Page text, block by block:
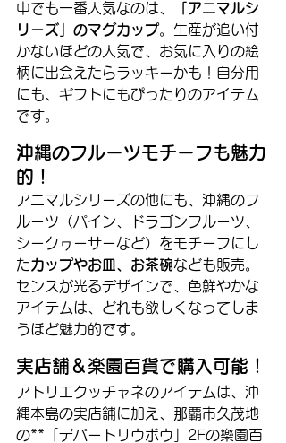
中でも一番人気なのは、
「アニマルシ
リーズ」のマグカップ。生産が追い付
かないほどの人気で、お気に入りの絵
柄に出会えたらラッキーかも！自分用
にも、ギフトにもぴったりのアイテム
です。
沖縄のフルーツモチーフも魅力
的！
アニマルシリーズの他にも、沖縄のフ
ルーツ（パイン、ドラゴンフルーツ、
シークヮーサーなど）をモチーフにし
たカップやお皿、お茶碗なども販売。
センスが光るデザインで、色鮮やかな
アイテムは、どれも欲しくなってしま
うほど魅力的です。
実店舗＆楽園百貨で購入可能！
アトリエクッチャネのアイテムは、沖
縄本島の実店舗に加え、那覇市久茂地
の**「デパートリウボウ」2Fの樂園百